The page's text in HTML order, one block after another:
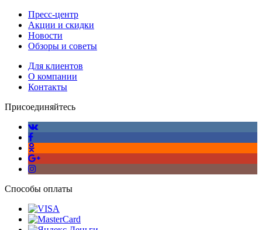
Пресс-центр
Акции и скидки
Новости
Обзоры и советы
Для клиентов
О компании
Контакты
Присоединяйтесь
Способы оплаты